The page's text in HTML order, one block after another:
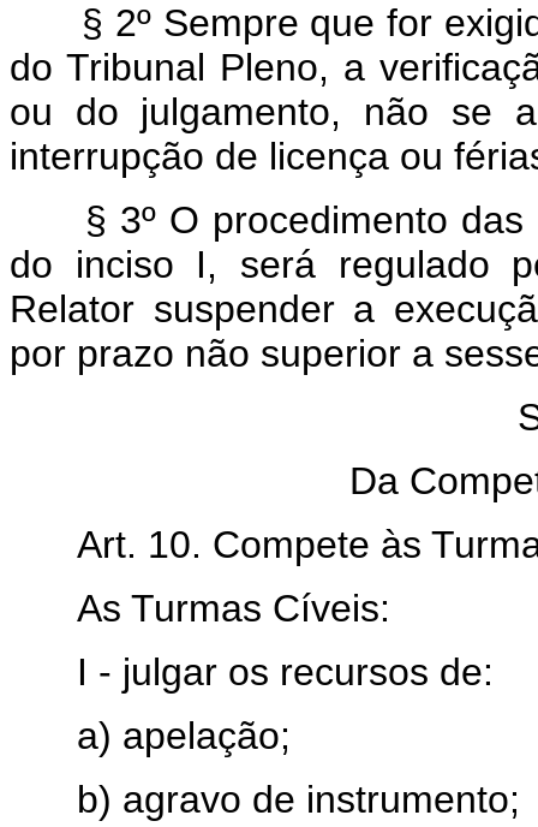
§ 2º Sempre que for
do Tribunal Pleno, a
ou do julgamento, não se
interrupção de licença ou
§ 3º O procedimento das
do inciso I, será regulado
Relator suspender a
por prazo não superior a
Da
Art. 10. Compete às
As Turmas Cíveis:
I - julgar os recursos de:
a) apelação;
b) agravo de instrumento;